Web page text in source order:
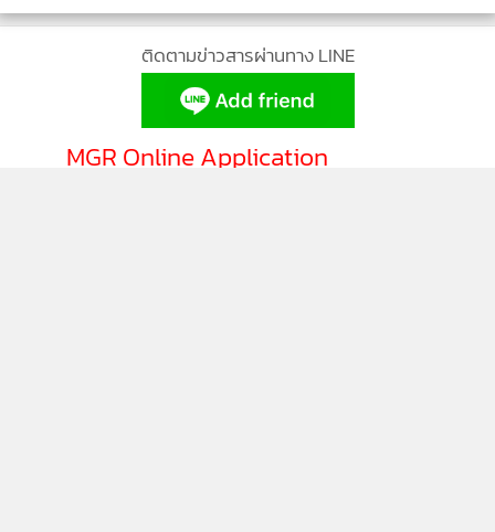
ชั่วโมง
นอกจากนี้ หากท่านสนใจซื้อ-ขายรถแล้วไม่สะดวกมาที่งาน
Bangkok International Motor Show 2023 ท่านสามารถเข้าใช้
บริการของ JUST ได้ที่สาขามากกว่า 21 สาขา และจะได้รับข้อ
22 มีนาคม – 30 เมษายน 2566) *เงื่อนไขเป็นไปตามที่บริษัทฯ
ติดตามข่าวสารผ่านทาง LINE
MGR Online Application